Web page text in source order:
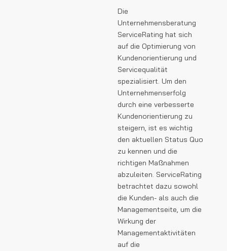
Die
Unternehmensberatung
ServiceRating hat sich
auf die Optimierung von
Kundenorientierung und
Servicequalität
spezialisiert. Um den
Unternehmenserfolg
durch eine verbesserte
Kundenorientierung zu
steigern, ist es wichtig
den aktuellen Status Quo
zu kennen und die
richtigen Maßnahmen
abzuleiten. ServiceRating
betrachtet dazu sowohl
die Kunden- als auch die
Managementseite, um die
Wirkung der
Managementaktivitäten
auf die